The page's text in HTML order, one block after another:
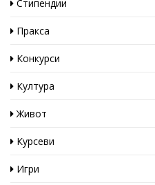
Стипендии
Пракса
Конкурси
Култура
Живот
Курсеви
Игри